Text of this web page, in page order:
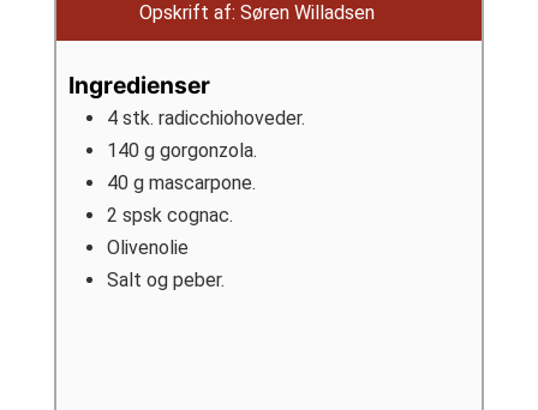
Opskrift af:Søren Willadsen
Ingredienser
4 stk. radicchiohoveder.
140 g gorgonzola.
40 g mascarpone.
2 spsk cognac.
Olivenolie
Salt og peber.